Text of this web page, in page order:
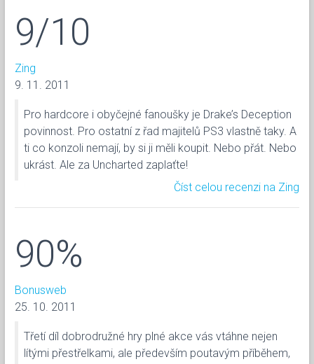
9/10
Zing
9. 11. 2011
Pro hardcore i obyčejné fanoušky je Drake’s Deception
povinnost. Pro ostatní z řad majitelů PS3 vlastně taky. A
ti co konzoli nemají, by si ji měli koupit. Nebo přát. Nebo
ukrást. Ale za Uncharted zaplaťte!
Číst celou recenzi na Zing
90%
Bonusweb
25. 10. 2011
Třetí díl dobrodružné hry plné akce vás vtáhne nejen
lítými přestřelkami, ale především poutavým příběhem,